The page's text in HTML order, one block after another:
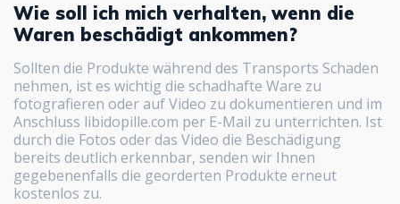
Wie soll ich mich verhalten, wenn die
Waren beschädigt ankommen?
Sollten die Produkte während des Transports Schaden
nehmen, ist es wichtig die schadhafte Ware zu
fotografieren oder auf Video zu dokumentieren und im
Anschluss libidopille.com per E-Mail zu unterrichten. Ist
durch die Fotos oder das Video die Beschädigung
bereits deutlich erkennbar, senden wir Ihnen
gegebenenfalls die georderten Produkte erneut
kostenlos zu.